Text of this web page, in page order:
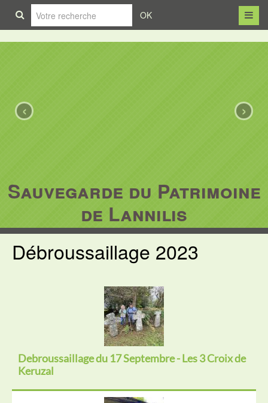
OK
‹ ›
Sauvegarde du Patrimoine
de Lannilis
Débroussaillage 2023
Debroussaillage du 17 Septembre - Les 3 Croix de
Keruzal